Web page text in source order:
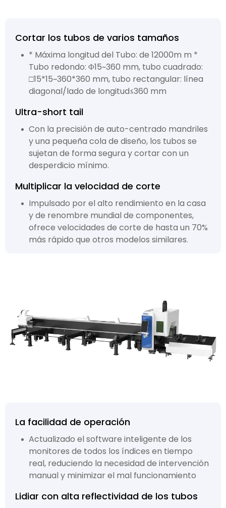
Cortar los tubos de varios tamaños
* Máxima longitud del Tubo: de 12000m m *
Tubo redondo: Φ15~360 mm, tubo cuadrado:
□15*15~360*360 mm, tubo rectangular: línea
diagonal/lado de longitud≤360 mm
Ultra-short tail
Con la precisión de auto-centrado mandriles
y una pequeña cola de diseño, los tubos se
sujetan de forma segura y cortar con un
desperdicio mínimo.
Multiplicar la velocidad de corte
Impulsado por el alto rendimiento en la casa
y de renombre mundial de componentes,
ofrece velocidades de corte de hasta un 70%
más rápido que otros modelos similares.
La facilidad de operación
Actualizado el software inteligente de los
monitores de todos los índices en tiempo
real, reduciendo la necesidad de intervención
manual y minimizar el mal funcionamiento
Lidiar con alta reflectividad de los tubos